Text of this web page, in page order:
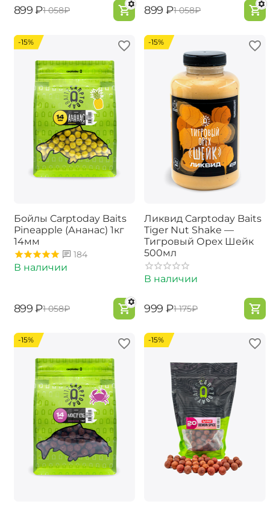
‍899‍ ₽‍1 058‍₽ ‍899‍ ₽‍1 058‍₽
-15%
Бойлы Carptoday Baits
Pineapple (Ананас) 1кг
14мм
184
В наличии
‍899‍ ₽‍1 058‍₽
-15%
Ликвид Carptoday Baits
Tiger Nut Shake —
Тигровый Орех Шейк
500мл
В наличии
‍999‍ ₽‍1 175‍₽
-15% -15%